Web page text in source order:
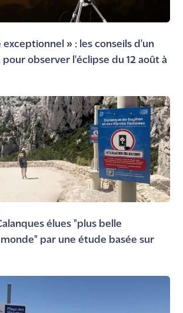
exceptionnel » : les conseils d'un
observer l'éclipse du 12 août à
élues "plus belle
par une étude basée sur